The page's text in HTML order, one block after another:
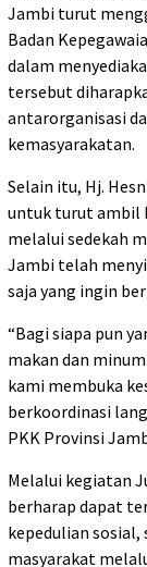
Jambi turut
Badan
dalam
tersebut
antarorganisasi
kemasyarakatan.
Selain itu, Hj.
untuk turut ambil
melalui sedekah
Jambi telah
saja yang ingin
“Bagi siapa pun
makan dan
kami membuka
berkoordinasi
PKK Provinsi
Melalui kegiatan
berharap dapat
kepedulian
masyarakat